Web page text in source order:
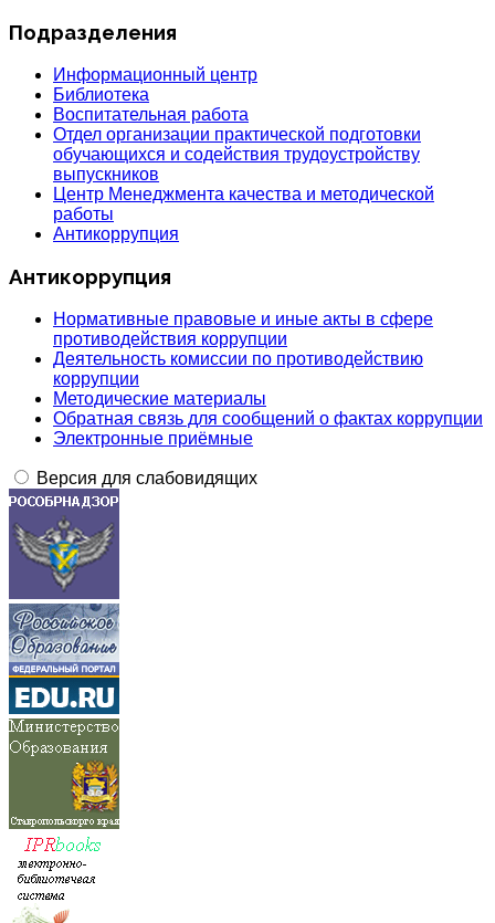
Подразделения
Информационный центр
Библиотека
Воспитательная работа
Отдел организации практической подготовки
обучающихся и содействия трудоустройству
выпускников
Центр Менеджмента качества и методической
работы
Антикоррупция
Антикоррупция
Нормативные правовые и иные акты в сфере
противодействия коррупции
Деятельность комиссии по противодействию
коррупции
Методические материалы
Обратная связь для сообщений о фактах коррупции
Электронные приёмные
Версия для слабовидящих